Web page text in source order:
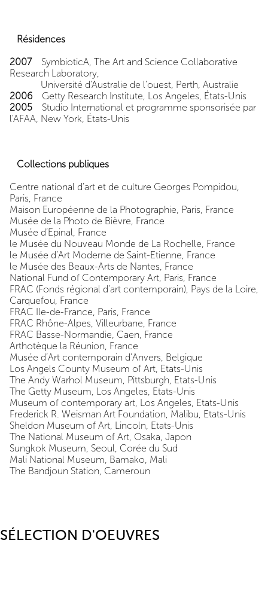
Résidences
2007SymbioticA, The Art and Science Collaborative
Research Laboratory,
Université d'Australie de l'ouest, Perth, Australie
2006 Getty Research Institute, Los Angeles, États-Unis
2005 Studio International et programme sponsorisée par
l'AFAA, New York, États-Unis
Collections publiques
Centre national d’art et de culture Georges Pompidou,
Paris, France
Maison Européenne de la Photographie, Paris, France
Musée de la Photo de Bièvre, France
Musée d’Epinal, France
le Musée du Nouveau Monde de La Rochelle, France
le Musée d’Art Moderne de Saint-Etienne, France
le Musée des Beaux-Arts de Nantes, France
National Fund of Contemporary Art, Paris, France
FRAC (Fonds régional d’art contemporain), Pays de la Loire,
Carquefou, France
FRAC Ile-de-France, Paris, France
FRAC Rhône-Alpes, Villeurbane, France
FRAC Basse-Normandie, Caen, France
Arthotèque la Réunion, France
Musée d’Art contemporain d’Anvers, Belgique
Los Angels County Museum of Art, Etats-Unis
The Andy Warhol Museum, Pittsburgh, Etats-Unis
The Getty Museum, Los Angeles, Etats-Unis
Museum of contemporary art, Los Angeles, Etats-Unis
Frederick R. Weisman Art Foundation, Malibu, Etats-Unis
Sheldon Museum of Art, Lincoln, Etats-Unis
The National Museum of Art, Osaka, Japon
Sungkok Museum, Seoul, Corée du Sud
Mali National Museum, Bamako, Mali
The Bandjoun Station, Cameroun
SÉLECTION D'OEUVRES